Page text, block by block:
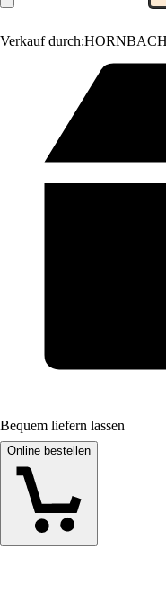
Verkauf durch:HORNBACH
Bequem liefern lassen
Online bestellen